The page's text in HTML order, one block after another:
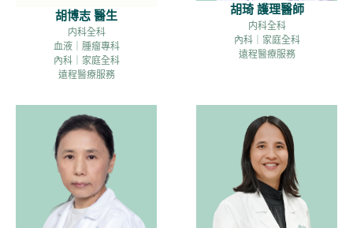
胡博志 醫生
内科全科
血液｜腫瘤專科
內科｜家庭全科
遠程醫療服務
胡琦 護理醫師
内科全科
內科｜家庭全科
遠程醫療服務